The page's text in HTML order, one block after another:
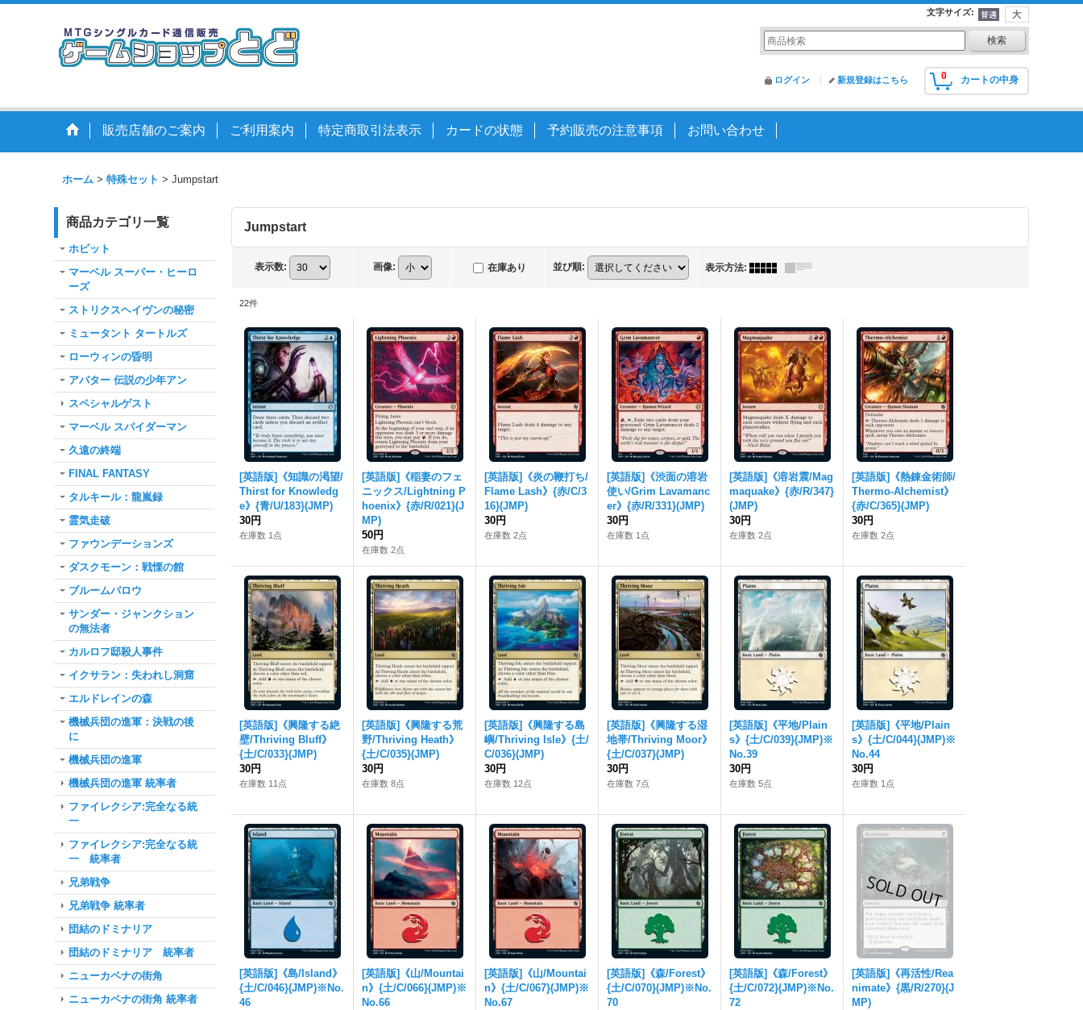
文字サイズ:
0 カートの中身
ログイン 新規登録はこちら
販売店舗のご案内 ご利用案内 特定商取引法表示 カードの状態 予約販売の注意事項 お問い合わせ
ホーム > 特殊セット > Jumpstart
商品カテゴリ一覧
ホビット
マーベル スーパー・ヒーロ
ーズ
ストリクスヘイヴンの秘密
ミュータント タートルズ
ローウィンの昏明
アバター 伝説の少年アン
スペシャルゲスト
マーベル スパイダーマン
久遠の終端
FINAL FANTASY
タルキール：龍嵐録
霊気走破
ファウンデーションズ
ダスクモーン：戦慄の館
ブルームバロウ
サンダー・ジャンクション
の無法者
カルロフ邸殺人事件
イクサラン：失われし洞窟
エルドレインの森
機械兵団の進軍：決戦の後
に
機械兵団の進軍
機械兵団の進軍 統率者
ファイレクシア:完全なる統
一
ファイレクシア:完全なる統
一 統率者
兄弟戦争
兄弟戦争 統率者
団結のドミナリア
団結のドミナリア 統率者
ニューカペナの街角
ニューカペナの街角 統率者
Jumpstart
表示数: 画像: 在庫あり 並び順: 表示方法:
22件
[英語版]《知識の渇望/
Thirst for Knowledg
e》{青/U/183}(JMP)
30円
在庫数 1点
[英語版]《稲妻のフェ
ニックス/Lightning P
hoenix》{赤/R/021}(J
MP)
50円
在庫数 2点
[英語版]《炎の鞭打ち/
Flame Lash》{赤/C/3
16}(JMP)
30円
在庫数 2点
[英語版]《渋面の溶岩
使い/Grim Lavamanc
er》{赤/R/331}(JMP)
30円
在庫数 1点
[英語版]《溶岩震/Mag
maquake》{赤/R/347}
(JMP)
30円
在庫数 2点
[英語版]《熱錬金術師/
Thermo-Alchemist》
{赤/C/365}(JMP)
30円
在庫数 2点
[英語版]《興隆する絶
壁/Thriving Bluff》
{土/C/033}(JMP)
30円
在庫数 11点
[英語版]《興隆する荒
野/Thriving Heath》
{土/C/035}(JMP)
30円
在庫数 8点
[英語版]《興隆する島
嶼/Thriving Isle》{土/
C/036}(JMP)
30円
在庫数 12点
[英語版]《興隆する湿
地帯/Thriving Moor》
{土/C/037}(JMP)
30円
在庫数 7点
[英語版]《平地/Plain
s》{土/C/039}(JMP)※
No.39
30円
在庫数 5点
[英語版]《平地/Plain
s》{土/C/044}(JMP)※
No.44
30円
在庫数 1点
[英語版]《島/Island》
{土/C/046}(JMP)※No.
46
[英語版]《山/Mountai
n》{土/C/066}(JMP)※
No.66
[英語版]《山/Mountai
n》{土/C/067}(JMP)※
No.67
[英語版]《森/Forest》
{土/C/070}(JMP)※No.
70
[英語版]《森/Forest》
{土/C/072}(JMP)※No.
72
[英語版]《再活性/Rea
nimate》{黒/R/270}(J
MP)